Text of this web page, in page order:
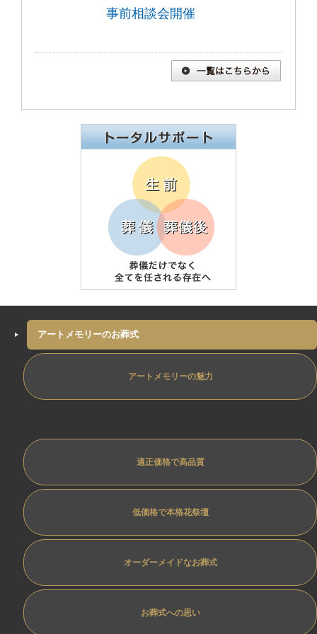
事前相談会開催
アートメモリーのお葬式
アートメモリーの魅力
適正価格で高品質
低価格で本格花祭壇
オーダーメイドなお葬式
お葬式への思い